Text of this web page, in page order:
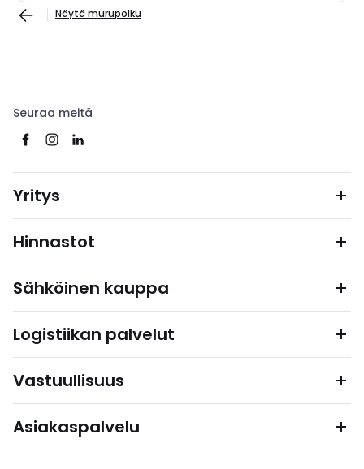
Näytä murupolku
Seuraa meitä
Yritys
Hinnastot
Sähköinen kauppa
Logistiikan palvelut
Vastuullisuus
Asiakaspalvelu